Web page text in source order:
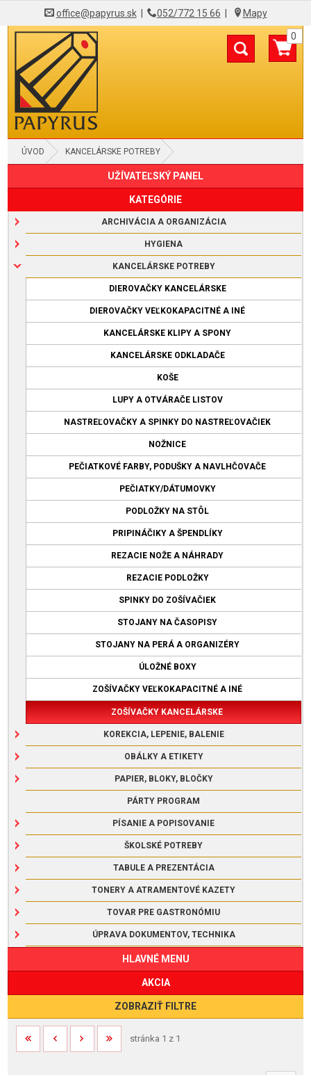
office@papyrus.sk| 052/772 15 66 Mapy
0
ÚVOD KANCELÁRSKE POTREBY
ZOŠÍVAČKY KANCELÁRSKEUŽÍVATEĽSKÝ PANEL
KATEGÓRIE
ARCHIVÁCIA A ORGANIZÁCIA
HYGIENA
KANCELÁRSKE POTREBY
DIEROVAČKY KANCELÁRSKE
DIEROVAČKY VEĽKOKAPACITNÉ A INÉ
KANCELÁRSKE KLIPY A SPONY
KANCELÁRSKE ODKLADAČE
KOŠE
LUPY A OTVÁRAČE LISTOV
NASTREĽOVAČKY A SPINKY DO NASTREĽOVAČIEK
NOŽNICE
PEČIATKOVÉ FARBY, PODUŠKY A NAVLHČOVAČE
PEČIATKY/DÁTUMOVKY
PODLOŽKY NA STÔL
PRIPINÁČIKY A ŠPENDLÍKY
REZACIE NOŽE A NÁHRADY
REZACIE PODLOŽKY
SPINKY DO ZOŠÍVAČIEK
STOJANY NA ČASOPISY
STOJANY NA PERÁ A ORGANIZÉRY
ÚLOŽNÉ BOXY
ZOŠÍVAČKY VEĽKOKAPACITNÉ A INÉ
ZOŠÍVAČKY KANCELÁRSKE
KOREKCIA, LEPENIE, BALENIE
OBÁLKY A ETIKETY
PAPIER, BLOKY, BLOČKY
PÁRTY PROGRAM
PÍSANIE A POPISOVANIE
ŠKOLSKÉ POTREBY
TABULE A PREZENTÁCIA
TONERY A ATRAMENTOVÉ KAZETY
TOVAR PRE GASTRONÓMIU
ÚPRAVA DOKUMENTOV, TECHNIKA
HLAVNÉ MENU
AKCIA
ZOBRAZIŤ FILTRE
stránka 1 z 1